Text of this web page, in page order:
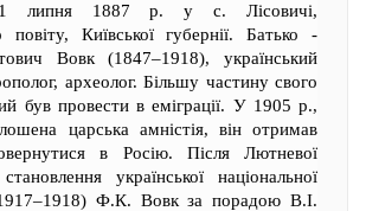
липня 1887 р. у с. Лісовичі,
повіту, Київської губернії. Батько -
Вовк (1847–1918), український
археолог. Більшу частину свого
був провести в еміграції. У 1905 р.,
царська амністія, він отримав
в Росію. Після Лютневої
української національної
Ф.К. Вовк за порадою В.І.